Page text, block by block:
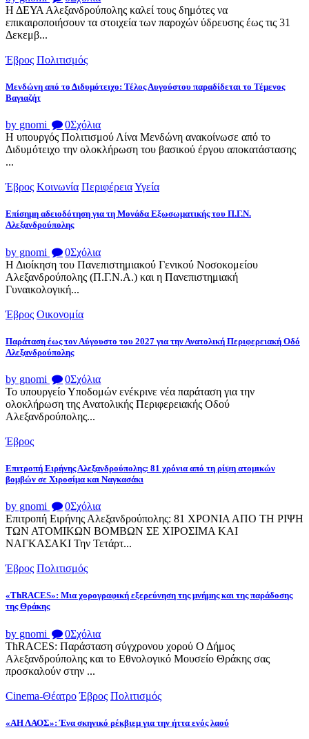
Η ΔΕΥΑ Αλεξανδρούπολης καλεί τους δημότες να
επικαιροποιήσουν τα στοιχεία των παροχών ύδρευσης έως τις 31
Δεκεμβ...
Έβρος Πολιτισμός
Μενδώνη από το Διδυμότειχο: Τέλος Αυγούστου παραδίδεται το Τέμενος
Βαγιαζήτ
by gnomi 0Σχόλια
Η υπουργός Πολιτισμού Λίνα Μενδώνη ανακοίνωσε από το
Διδυμότειχο την ολοκλήρωση του βασικού έργου αποκατάστασης
...
Έβρος Κοινωνία ΠεριφέρειαΥγεία
Επίσημη αδειοδότηση για τη Μονάδα Εξωσωματικής του Π.Γ.Ν.
Αλεξανδρούπολης
by gnomi 0Σχόλια
Η Διοίκηση του Πανεπιστημιακού Γενικού Νοσοκομείου
Αλεξανδρούπολης (Π.Γ.Ν.Α.) και η Πανεπιστημιακή
Γυναικολογική...
Έβρος Οικονομία
Παράταση έως τον Αύγουστο του 2027 για την Ανατολική Περιφερειακή Οδό
Αλεξανδρούπολης
by gnomi 0Σχόλια
Το υπουργείο Υποδομών ενέκρινε νέα παράταση για την
ολοκλήρωση της Ανατολικής Περιφερειακής Οδού
Αλεξανδρούπολης...
Έβρος
Επιτροπή Ειρήνης Αλεξανδρούπολης: 81 χρόνια από τη ρίψη ατομικών
βομβών σε Χιροσίμα και Ναγκασάκι
by gnomi 0Σχόλια
Επιτροπή Ειρήνης Αλεξανδρούπολης: 81 ΧΡΟΝΙΑ ΑΠΟ ΤΗ ΡΙΨΗ
ΤΩΝ ΑΤΟΜΙΚΩΝ ΒΟΜΒΩΝ ΣΕ ΧΙΡΟΣΙΜΑ ΚΑΙ
ΝΑΓΚΑΣΑΚΙ Την Τετάρτ...
Έβρος Πολιτισμός
«ThRACES»: Μια χορογραφική εξερεύνηση της μνήμης και της παράδοσης
της Θράκης
by gnomi 0Σχόλια
ThRACES: Παράσταση σύγχρονου χορού Ο Δήμος
Αλεξανδρούπολης και το Εθνολογικό Μουσείο Θράκης σας
προσκαλούν στην ...
Cinema-Θέατρο Έβρος Πολιτισμός
«ΑΗ ΛΑΟΣ»: Ένα σκηνικό ρέκβιεμ για την ήττα ενός λαού